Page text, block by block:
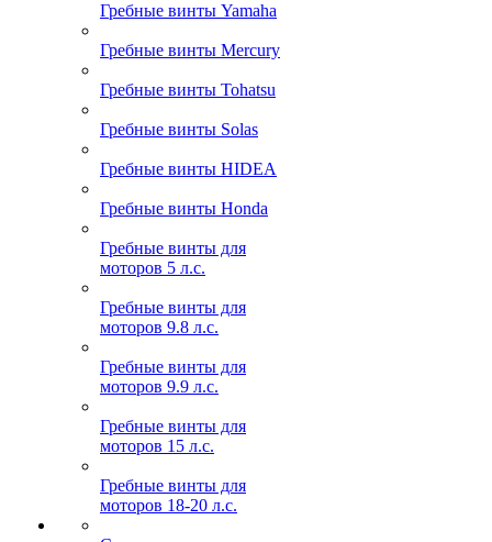
Гребные винты Yamaha
Гребные винты Mercury
Гребные винты Tohatsu
Гребные винты Solas
Гребные винты HIDEA
Гребные винты Honda
Гребные винты для
моторов 5 л.с.
Гребные винты для
моторов 9.8 л.с.
Гребные винты для
моторов 9.9 л.с.
Гребные винты для
моторов 15 л.с.
Гребные винты для
моторов 18-20 л.с.